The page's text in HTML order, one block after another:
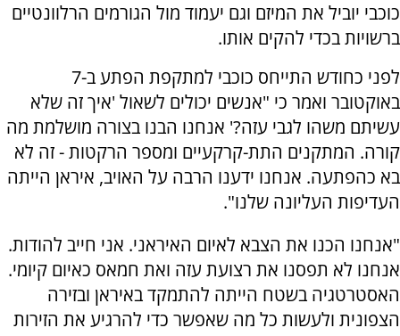
כוכבי יוביל את המיזם וגם יעמוד מול הגורמים הרלוונטיים
ברשויות בכדי להקים אותו.
לפני כחודש התייחס כוכבי למתקפת הפתע ב-7
באוקטובר ואמר כי "אנשים יכולים לשאול 'איך זה שלא
עשיתם משהו לגבי עזה?' אנחנו הבנו בצורה מושלמת מה
קורה. המתקנים התת-קרקעיים ומספר הרקטות - זה לא
בא כהפתעה. אנחנו ידענו הרבה על האויב, איראן הייתה
העדיפות העליונה שלנו".
"אנחנו הכנו את הצבא לאיום האיראני. אני חייב להודות.
אנחנו לא תפסנו את רצועת עזה ואת חמאס כאיום קיומי.
האסטרטגיה בשטח הייתה להתמקד באיראן ובזירה
הצפונית ולעשות כל מה שאפשר כדי להרגיע את הזירות